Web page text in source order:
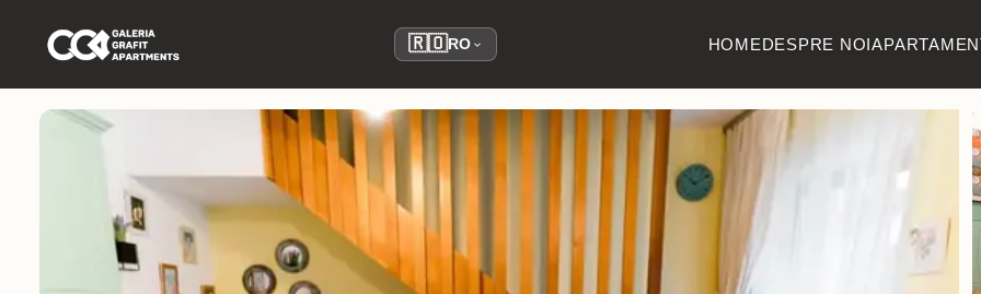
🇷🇴RO HOMEDESPRE NOI